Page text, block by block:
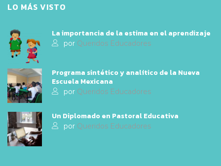
LO MÁS VISTO
La importancia de la estima en el aprendizaje
por Queridos Educadores
Programa sintético y analítico de la Nueva
Escuela Mexicana
por Queridos Educadores
Un Diplomado en Pastoral Educativa
por Queridos Educadores